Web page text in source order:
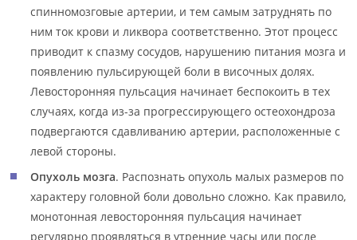
спинномозговые артерии, и тем самым затруднять по
ним ток крови и ликвора соответственно. Этот процесс
приводит к спазму сосудов, нарушению питания мозга и
появлению пульсирующей боли в височных долях.
Левосторонняя пульсация начинает беспокоить в тех
случаях, когда из-за прогрессирующего остеохондроза
подвергаются сдавливанию артерии, расположенные с
левой стороны.
Опухоль мозга. Распознать опухоль малых размеров по
характеру головной боли довольно сложно. Как правило,
монотонная левосторонняя пульсация начинает
регулярно проявляться в утренние часы или после